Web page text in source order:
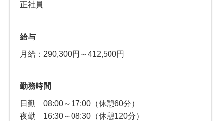
正社員
給与
月給：290,300円～412,500円
勤務時間
日勤 08:00～17:00（休憩60分）
夜勤 16:30～08:30（休憩120分）